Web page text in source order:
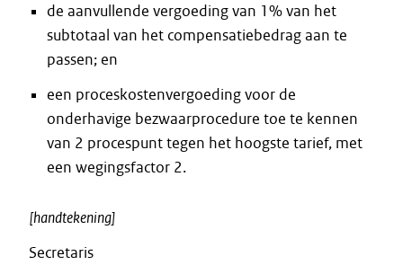
de aanvullende vergoeding van 1% van het
subtotaal van het compensatiebedrag aan te
passen; en
een proceskostenvergoeding voor de
onderhavige bezwaarprocedure toe te kennen
van 2 procespunt tegen het hoogste tarief, met
een wegingsfactor 2.
[handtekening]
Secretaris